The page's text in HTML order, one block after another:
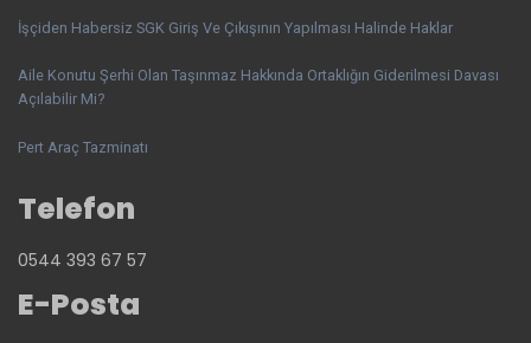
İşçiden Habersiz SGK Giriş Ve Çıkışının Yapılması Halinde Haklar
Aile Konutu Şerhi Olan Taşınmaz Hakkında Ortaklığın Giderilmesi Davası
Açılabilir Mi?
Pert Araç Tazminatı
Telefon
0544 393 67 57
E-Posta